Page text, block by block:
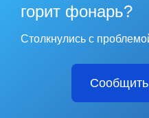
горит фонарь?
Столкнулись с